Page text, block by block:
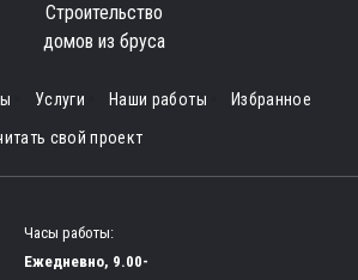
Строительство
домов из бруса
Услуги Наши работы
Избранное
свой проект
Часы работы:
Ежедневно, 9.00-